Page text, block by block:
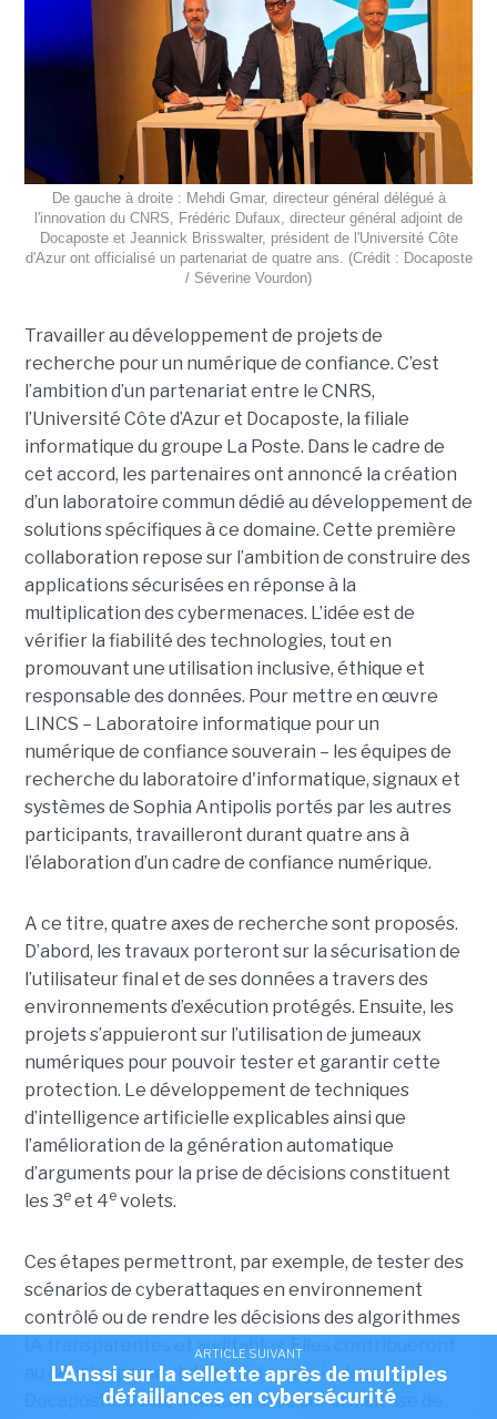
De gauche à droite : Mehdi Gmar, directeur général délégué à
l'innovation du CNRS, Frédéric Dufaux, directeur général adjoint de
Docaposte et Jeannick Brisswalter, président de l'Université Côte
d'Azur ont officialisé un partenariat de quatre ans. (Crédit : Docaposte
/ Séverine Vourdon)
Travailler au développement de projets de
recherche pour un numérique de confiance. C’est
l’ambition d’un partenariat entre le CNRS,
l’Université Côte d’Azur et Docaposte, la filiale
informatique du groupe La Poste. Dans le cadre de
cet accord, les partenaires ont annoncé la création
d’un laboratoire commun dédié au développement de
solutions spécifiques à ce domaine. Cette première
collaboration repose sur l’ambition de construire des
applications sécurisées en réponse à la
multiplication des cybermenaces. L’idée est de
vérifier la fiabilité des technologies, tout en
promouvant une utilisation inclusive, éthique et
responsable des données. Pour mettre en œuvre
LINCS – Laboratoire informatique pour un
numérique de confiance souverain – les équipes de
recherche du laboratoire d'informatique, signaux et
systèmes de Sophia Antipolis portés par les autres
participants, travailleront durant quatre ans à
l’élaboration d’un cadre de confiance numérique.
A ce titre, quatre axes de recherche sont proposés.
D’abord, les travaux porteront sur la sécurisation de
l’utilisateur final et de ses données a travers des
environnements d’exécution protégés. Ensuite, les
projets s’appuieront sur l’utilisation de jumeaux
numériques pour pouvoir tester et garantir cette
protection. Le développement de techniques
d’intelligence artificielle explicables ainsi que
l’amélioration de la génération automatique
d’arguments pour la prise de décisions constituent
les 3eet 4evolets.
Ces étapes permettront, par exemple, de tester des
scénarios de cyberattaques en environnement
contrôlé ou de rendre les décisions des algorithmes
IA transparentes et auditables. Elles contribueront
au développement de projets au sein de
Docaposte. Cette initiative axée sur la maîtrise de
ARTICLE SUIVANT
L'Anssi sur la sellette après de multiples
défaillances en cybersécurité